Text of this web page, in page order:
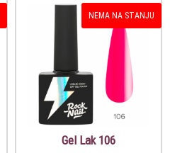
NEMA NA STANJU
Gel Lak 106